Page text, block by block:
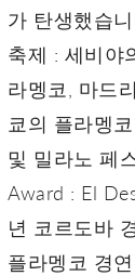
가 탄생했습
축제 : 세비야
라멩코, 마드
쿄의 플라멩
및 밀라노 페
Award : El
년 코르도바
플라멩코 경